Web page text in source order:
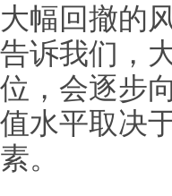
大幅回撤的
告诉我们，
位，会逐步
值水平取决
素。